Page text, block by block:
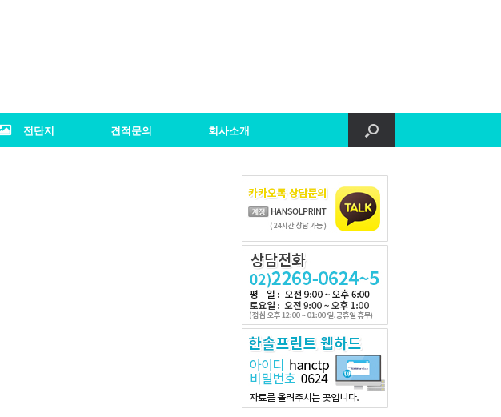
전단지 견적문의 회사소개